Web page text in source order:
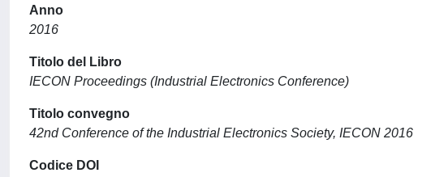
Anno
2016
Titolo del Libro
IECON Proceedings (Industrial Electronics Conference)
Titolo convegno
42nd Conference of the Industrial Electronics Society, IECON 2016
Codice DOI